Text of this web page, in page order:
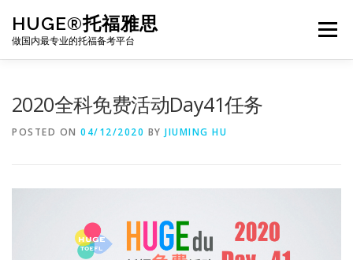
content
HUGE®托福雅思
做国内最专业的托福备考平台
Menu
2020全科免费活动Day41任务
POSTED ON 04/12/2020 BY JIUMING HU